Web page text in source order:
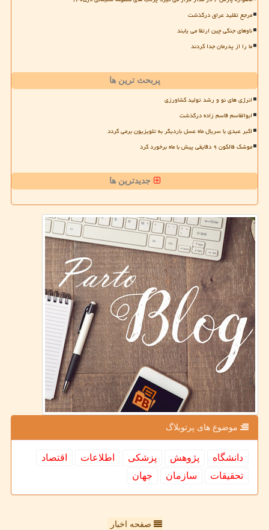
مرجع تقلید عراق درگذشت
ناوهای جنگی چین ارتقا می یابند
ما را از پدرمان جدا کردند
پربحث ترین ها
انرژی های نو و رشد تولید کشاورزی
ابوالقاسم قاسم زاده درگذشت
اکبر عبدی با سریال ماه عسل باردیگر به تلویزیون برمی گردد
موشک فالکون ۹ دقایقی پیش با ماه برخورد کرد
جدیدترین ها
موضوع های پرتوبلاگ
دانشگاه پژوهش پزشكی اطلاعات
اقتصاد
تحقیقات
سازمان جهان
صفحه اخبار